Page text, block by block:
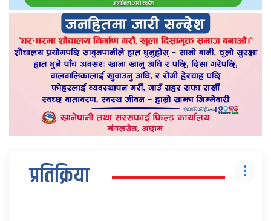
प्रतिक्रिया